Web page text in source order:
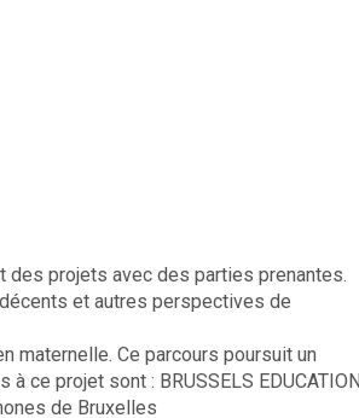
des projets avec des parties prenantes.
et autres perspectives de
maternelle. Ce parcours poursuit un
ce projet sont : BRUSSELS
de Bruxelles